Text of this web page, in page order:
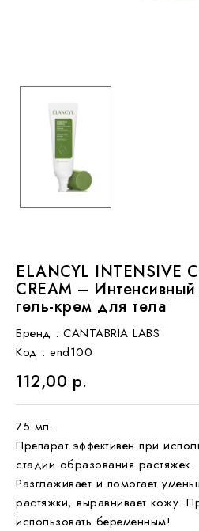
ELANCYL INTENSIVE
CREAM –
гель-крем для тела
Бренд : CANTABRIA LABS
Код : end100
112,00 р.
75 мл.
Препарат эффективен при
стадии образования растяжек.
Разглаживает и помогает
растяжки, выравнивает кожу.
использовать беременным!